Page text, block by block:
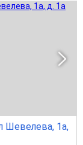
Шевелева, 1а,